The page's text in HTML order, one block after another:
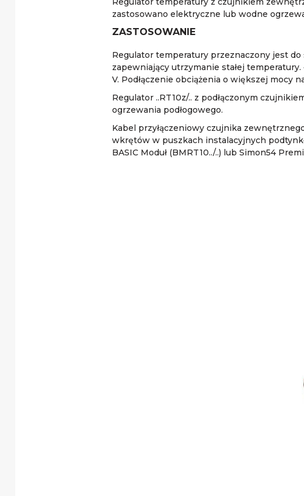
zastosowano elektryczne lub wodne
ZASTOSOWANIE
Regulator temperatury przeznaczony jest
zapewniający utrzymanie stałej
V. Podłączenie obciążenia o większej mocy
Regulator ..RT10z/.. z podłączonym
ogrzewania podłogowego.
Kabel przyłączeniowy czujnika
wkrętów w puszkach instalacyjnych
BASIC Moduł (BMRT10../..) lub Simon54